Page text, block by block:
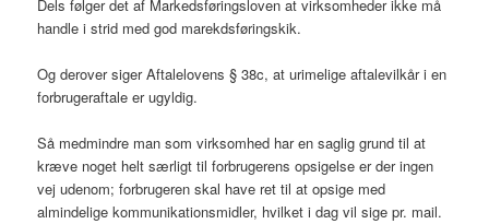
Dels følger det af Markedsføringsloven at virksomheder ikke må
handle i strid med god marekdsføringskik.
Og derover siger Aftalelovens § 38c, at urimelige aftalevilkår i en
forbrugeraftale er ugyldig.
Så medmindre man som virksomhed har en saglig grund til at
kræve noget helt særligt til forbrugerens opsigelse er der ingen
vej udenom; forbrugeren skal have ret til at opsige med
almindelige kommunikationsmidler, hvilket i dag vil sige pr. mail.